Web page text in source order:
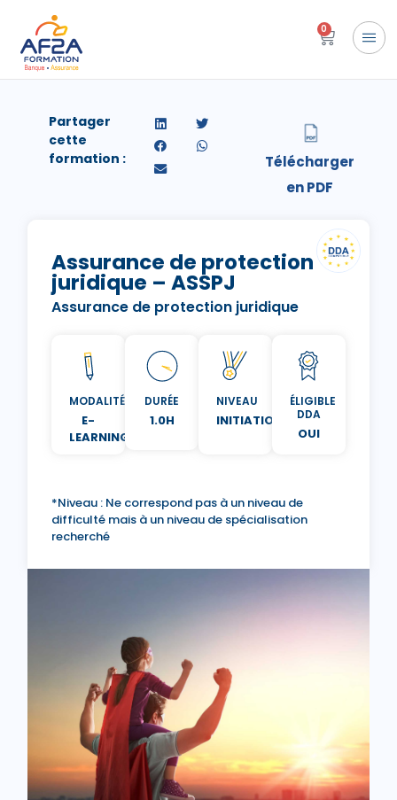
0
Partager
cette
formation :
Assurance de protection
juridique – ASSPJ
Assurance de protection juridique
MODALITÉ
E-
LEARNING
DURÉE
1.0H
NIVEAU
INITIATION
ÉLIGIBLE
DDA
OUI
*Niveau : Ne correspond pas à un niveau de
difficulté mais à un niveau de spécialisation
recherché